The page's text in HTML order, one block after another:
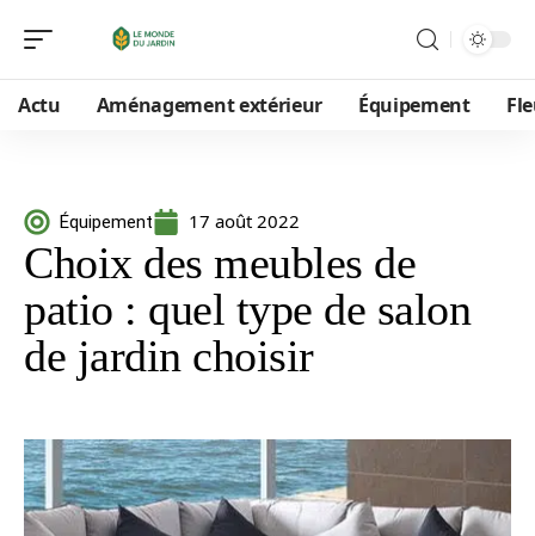
Actu Aménagement extérieur Équipement
Équipement 17 août 2022
Choix des meubles de
patio : quel type de salon
de jardin choisir